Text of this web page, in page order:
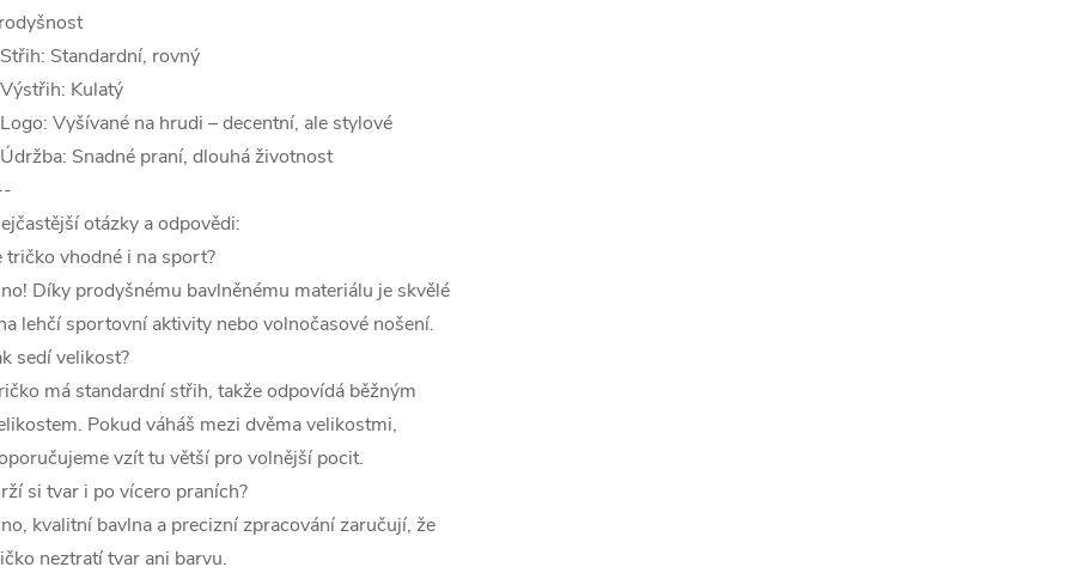
Standardní, rovný
Kulatý
Vyšívané na hrudi – decentní, ale stylové
Snadné praní, dlouhá životnost
otázky a odpovědi:
tričko vhodné i na sport?
Díky prodyšnému bavlněnému materiálu je skvělé
lehčí sportovní aktivity nebo volnočasové nošení.
sedí velikost?
má standardní střih, takže odpovídá běžným
Pokud váháš mezi dvěma velikostmi,
vzít tu větší pro volnější pocit.
si tvar i po vícero praních?
kvalitní bavlna a precizní zpracování zaručují, že
neztratí tvar ani barvu.